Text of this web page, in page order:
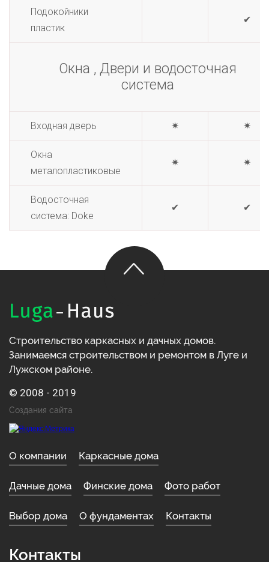
Подокойники
пластик
✔
Окна , Двери и водосточная
система
Входная дверь ✷ ✷
Окна
металопластиковые
✷ ✷
Водосточная
система: Doke
✔ ✔
Строительство каркасных и дачных домов.
Занимаемся строительством и ремонтом в Луге и
Лужском районе.
© 2008 - 2019
Создания сайта
О компании Каркасные дома
Дачные дома Финские дома Фото работ
Выбор дома О фундаментах Контакты
Контакты